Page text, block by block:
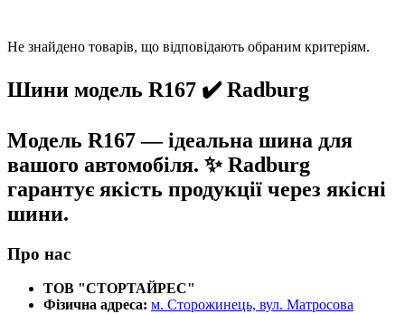
Не знайдено товарів, що відповідають обраним критеріям.
Шини модель R167 ✔️ Radburg
Модель R167 — ідеальна шина для
вашого автомобіля. ✨ Radburg
гарантує якість продукції через якісні
шини.
Про нас
ТОВ "СТОРТАЙРЕС"
Фізична адреса: м. Сторожинець, вул. Матросова